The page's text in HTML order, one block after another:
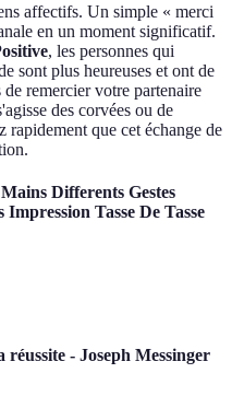
affectifs. Un simple « merci
en un moment significatif.
, les personnes qui
sont plus heureuses et ont de
remercier votre partenaire
des corvées ou de
rapidement que cet échange de
Differents Gestes
Tasse De Tasse
réussite - Joseph Messinger